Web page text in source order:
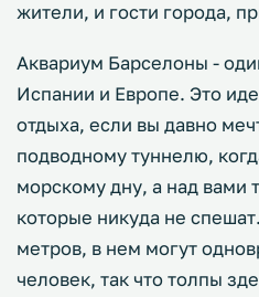
жители, и гости города,
Аквариум Барселоны -
Испании и Европе. Это
отдыха, если вы давно
подводному туннелю,
морскому дну, а над вами
которые никуда не
метров, в нем могут
человек, так что толпы